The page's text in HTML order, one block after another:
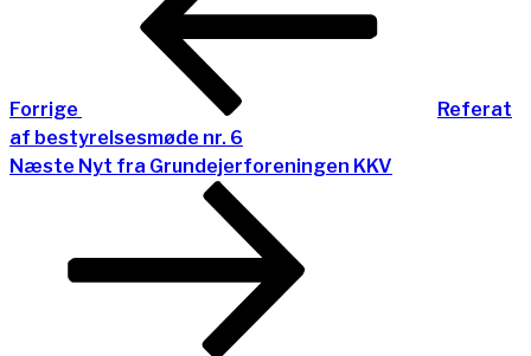
Forrige
Referat
af bestyrelsesmøde nr. 6
Næste
Næste Nyt fra Grundejerforeningen KKV